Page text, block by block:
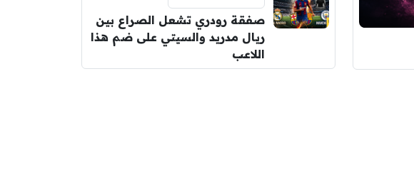
صفقة رودري تشعل الصراع بين
ريال مدريد والسيتي على ضم هذا
اللاعب